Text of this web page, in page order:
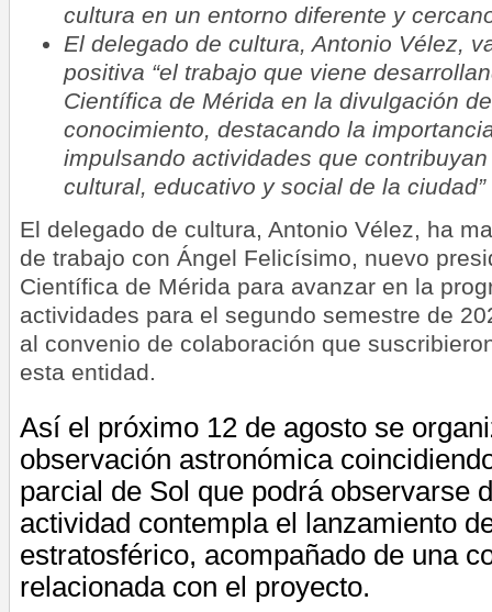
cultura en un entorno diferente y
El delegado de cultura, Antonio Vélez,
positiva “el trabajo que viene
Científica de Mérida en la divulgación
conocimiento, destacando la
impulsando actividades que
cultural, educativo y social de la ciudad”
El delegado de cultura, Antonio Vélez, ha
de trabajo con Ángel Felicísimo, nuevo
Científica de Mérida para avanzar en la
actividades para el segundo semestre de
al convenio de colaboración que
esta entidad.
Así el próximo 12 de agosto se
observación astronómica
parcial de Sol que podrá observarse
actividad contempla el lanzamiento
estratosférico, acompañado de una
relacionada con el proyecto.